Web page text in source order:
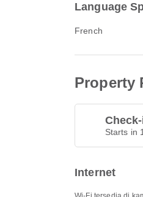
Language
French
Property
Starts in
Internet